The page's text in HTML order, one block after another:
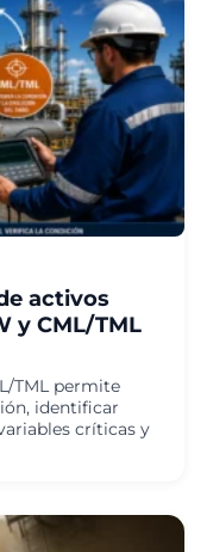
activos
y CML/TML
TML permite
identificar
críticas y